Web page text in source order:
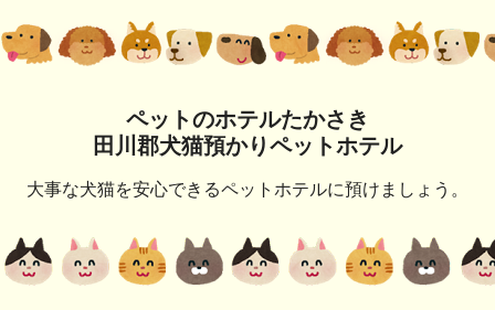
ペットのホテルたかさき
田川郡犬猫預かりペットホテル
大事な犬猫を安心できるペットホテルに預けましょう。